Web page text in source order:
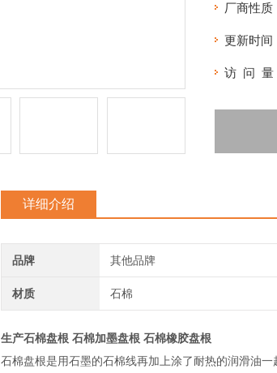
厂商性质
更新时间
访 问 量
详细介绍
品牌 其他品牌
材质 石棉
生产石棉盘根 石棉加墨盘根 石棉橡胶盘根
石棉盘根是用石墨的石棉线再加上涂了耐热的润滑油